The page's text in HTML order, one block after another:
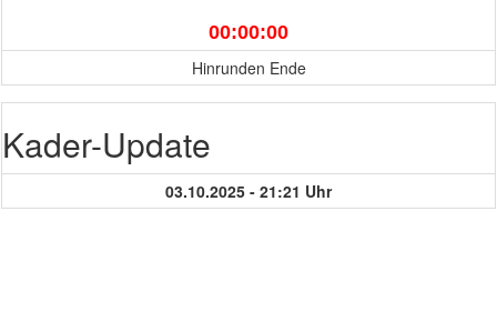
00:00:00
Hinrunden Ende
Kader-Update
03.10.2025 - 21:21 Uhr